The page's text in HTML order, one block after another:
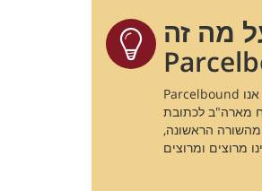
מה זה
Parcelbound היא חברת שילוח חבילות בינלאומית בדירוג הגבוה ביותר. אנו
מארה"ב לכתובת
הראשונה,
מרוצים ומרוצים